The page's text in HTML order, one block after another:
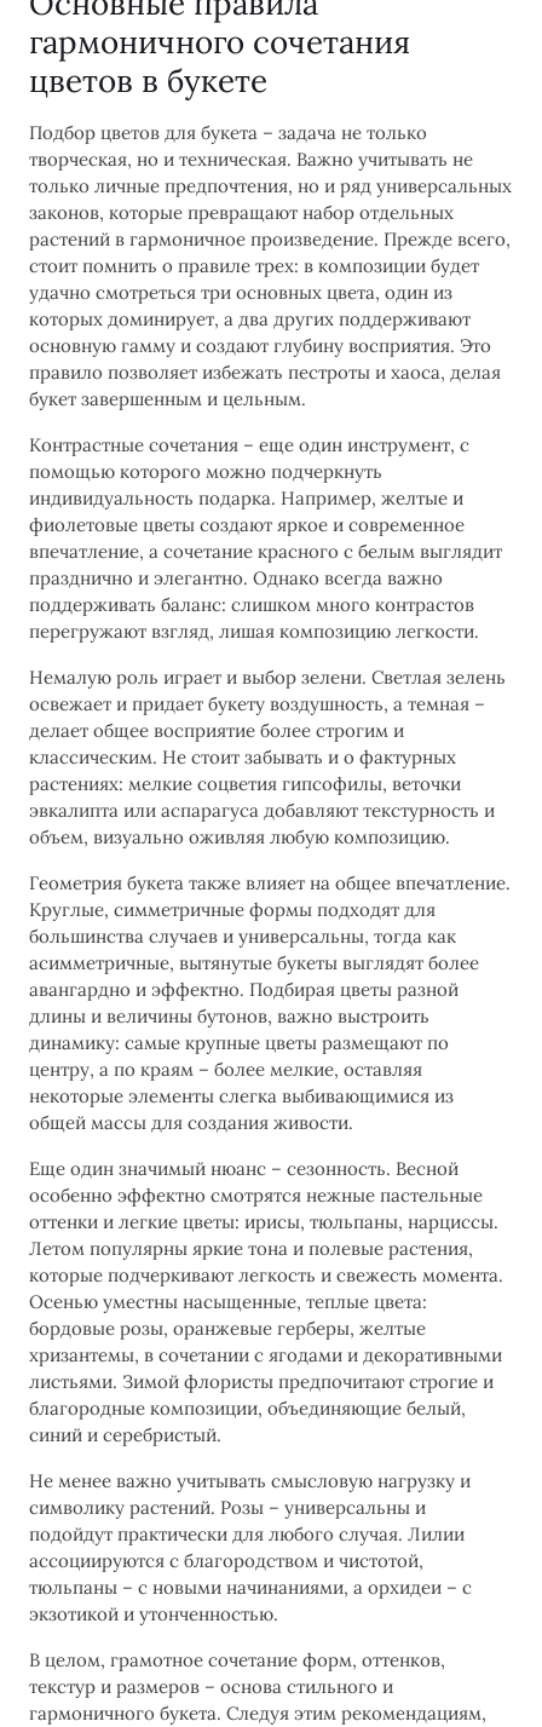
гармоничного сочетания
цветов в букете
Подбор цветов для букета – задача не только
творческая, но и техническая. Важно учитывать не
только личные предпочтения, но и ряд универсальных
законов, которые превращают набор отдельных
растений в гармоничное произведение. Прежде всего,
стоит помнить о правиле трех: в композиции будет
удачно смотреться три основных цвета, один из
которых доминирует, а два других поддерживают
основную гамму и создают глубину восприятия. Это
правило позволяет избежать пестроты и хаоса, делая
букет завершенным и цельным.
Контрастные сочетания – еще один инструмент, с
помощью которого можно подчеркнуть
индивидуальность подарка. Например, желтые и
фиолетовые цветы создают яркое и современное
впечатление, а сочетание красного с белым выглядит
празднично и элегантно. Однако всегда важно
поддерживать баланс: слишком много контрастов
перегружают взгляд, лишая композицию легкости.
Немалую роль играет и выбор зелени. Светлая зелень
освежает и придает букету воздушность, а темная –
делает общее восприятие более строгим и
классическим. Не стоит забывать и о фактурных
растениях: мелкие соцветия гипсофилы, веточки
эвкалипта или аспарагуса добавляют текстурность и
объем, визуально оживляя любую композицию.
Геометрия букета также влияет на общее впечатление.
Круглые, симметричные формы подходят для
большинства случаев и универсальны, тогда как
асимметричные, вытянутые букеты выглядят более
авангардно и эффектно. Подбирая цветы разной
длины и величины бутонов, важно выстроить
динамику: самые крупные цветы размещают по
центру, а по краям – более мелкие, оставляя
некоторые элементы слегка выбивающимися из
общей массы для создания живости.
Еще один значимый нюанс – сезонность. Весной
особенно эффектно смотрятся нежные пастельные
оттенки и легкие цветы: ирисы, тюльпаны, нарциссы.
Летом популярны яркие тона и полевые растения,
которые подчеркивают легкость и свежесть момента.
Осенью уместны насыщенные, теплые цвета:
бордовые розы, оранжевые герберы, желтые
хризантемы, в сочетании с ягодами и декоративными
листьями. Зимой флористы предпочитают строгие и
благородные композиции, объединяющие белый,
синий и серебристый.
Не менее важно учитывать смысловую нагрузку и
символику растений. Розы – универсальны и
подойдут практически для любого случая. Лилии
ассоциируются с благородством и чистотой,
тюльпаны – с новыми начинаниями, а орхидеи – с
экзотикой и утонченностью.
В целом, грамотное сочетание форм, оттенков,
текстур и размеров – основа стильного и
гармоничного букета. Следуя этим рекомендациям,